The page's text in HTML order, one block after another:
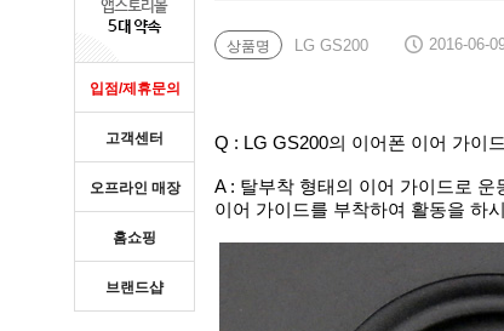
상품명 LG GS200 2016-06-
Q : LG GS200의 이어폰 이어 가이
A : 탈부착 형태의 이어 가이드로
이어 가이드를 부착하여 활동을 하
입점/제휴문의
고객센터
오프라인 매장
홈쇼핑
브랜드샵